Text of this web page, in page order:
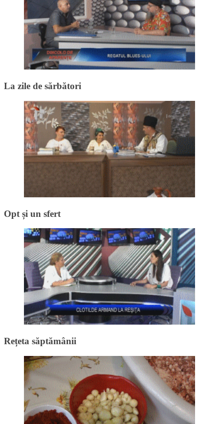
La zile de sărbători
Opt și un sfert
Rețeta săptămânii